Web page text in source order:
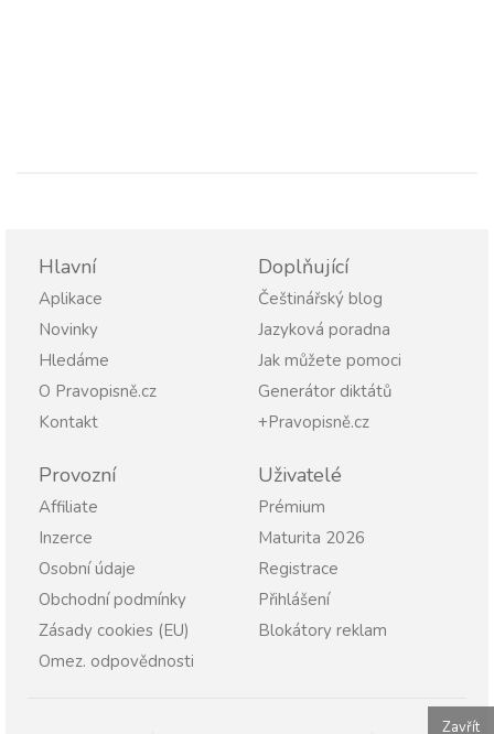
Hlavní
Aplikace
Novinky
Hledáme
O Pravopisně.cz
Kontakt
Doplňující
Češtinářský blog
Jazyková poradna
Jak můžete pomoci
Generátor diktátů
+Pravopisně.cz
Provozní
Affiliate
Inzerce
Osobní údaje
Obchodní podmínky
Zásady cookies (EU)
Omez. odpovědnosti
Uživatelé
Prémium
Maturita 2026
Registrace
Přihlášení
Blokátory reklam
Zavřít